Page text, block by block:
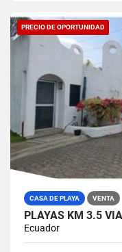
PRECIO DE OPORTUNIDAD
CASA DE PLAYA VENTA
Ecuador